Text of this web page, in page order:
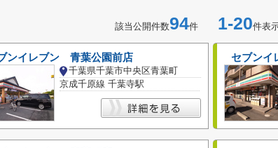
該当公開件数94件 1-20件表
ンイレブン 青葉公園前店
千葉県千葉市中央区青葉町
京成千原線 千葉寺駅
セブンイ